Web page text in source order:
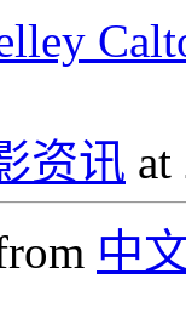
资讯 at
中